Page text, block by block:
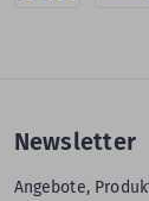
Newsletter
Angebote,